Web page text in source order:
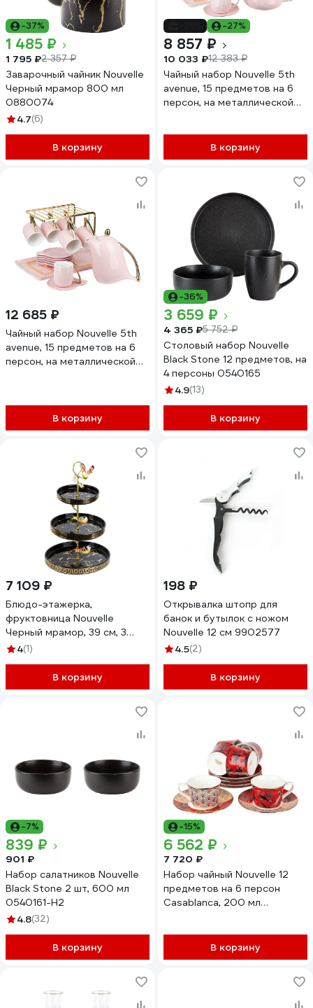
-37%
1 485 ₽
1 795 ₽2 357 ₽
Заварочный чайник Nouvelle
Черный мрамор 800 мл
0880074
4.7(6)
В корзину
-27%
8 857 ₽
10 033 ₽12 383 ₽
Чайный набор Nouvelle 5th
avenue, 15 предметов на 6
персон, на металлической
В корзину
12 685 ₽
Чайный набор Nouvelle 5th
avenue, 15 предметов на 6
персон, на металлической
В корзину
-36%
3 659 ₽
4 365 ₽5 752 ₽
Столовый набор Nouvelle
Black Stone 12 предметов, на
4 персоны 0540165
4.9(13)
В корзину
7 109 ₽
Блюдо-этажерка,
фруктовница Nouvelle
Черный мрамор, 39 см, 3
яруса 1180035
4(1)
В корзину
198 ₽
Открывалка штопр для
банок и бутылок с ножом
Nouvelle 12 см 9902577
4.5(2)
В корзину
-7%
839 ₽
901 ₽
Набор салатников Nouvelle
Black Stone 2 шт, 600 мл
0540161-Н2
4.8(32)
В корзину
-15%
6 562 ₽
7 720 ₽
Набор чайный Nouvelle 12
предметов на 6 персон
Casablanca, 200 мл
В корзину